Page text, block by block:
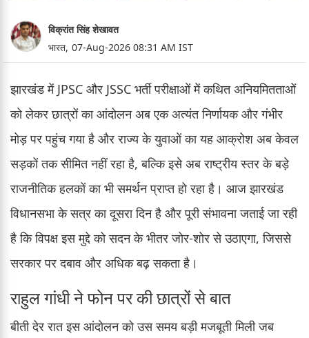
विक्रांत सिंह शेखावत
भारत, 07-Aug-2026 08:31 AM IST
झारखंड में JPSC और JSSC भर्ती परीक्षाओं में कथित अनियमितताओं
को लेकर छात्रों का आंदोलन अब एक अत्यंत निर्णायक और गंभीर
मोड़ पर पहुंच गया है और राज्य के युवाओं का यह आक्रोश अब केवल
सड़कों तक सीमित नहीं रहा है, बल्कि इसे अब राष्ट्रीय स्तर के बड़े
राजनीतिक हलकों का भी समर्थन प्राप्त हो रहा है। आज झारखंड
विधानसभा के सत्र का दूसरा दिन है और पूरी संभावना जताई जा रही
है कि विपक्ष इस मुद्दे को सदन के भीतर जोर-शोर से उठाएगा, जिससे
सरकार पर दबाव और अधिक बढ़ सकता है।
राहुल गांधी ने फोन पर की छात्रों से बात
बीती देर रात इस आंदोलन को उस समय बड़ी मजबूती मिली जब